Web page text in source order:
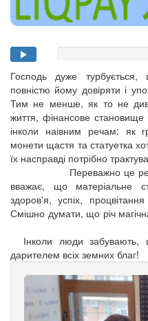
Господь дуже
повністю йому довіряти і
Тим не менше, як то не
життя, фінансове
інколи наівним речам: як
монети щастя та статуетка
їх насправді
Переважно це речі
вважає, що матеріальне
здоров'я, успіх,
Смішно думати, що річ
Інколи люди забувають,
дарителем всіх земних благ!